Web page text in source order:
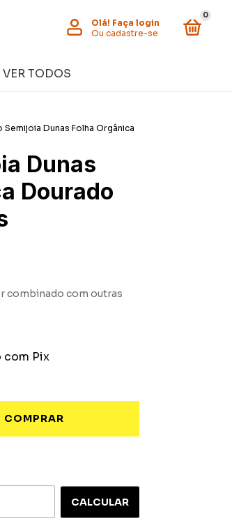
Olá! Faça login
Ou cadastre-se
0
VER TODOS
Semijoia Dunas Folha Orgânica
Dunas
Dourado
combinado com outras
com Pix
CALCULAR